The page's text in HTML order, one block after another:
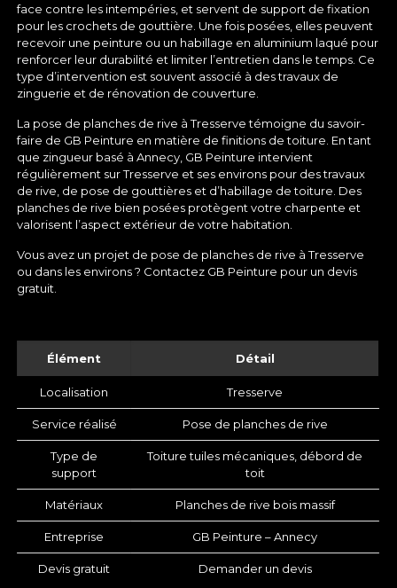
face contre les intempéries, et servent de support de fixation
pour les crochets de gouttière. Une fois posées, elles peuvent
recevoir une peinture ou un habillage en aluminium laqué pour
renforcer leur durabilité et limiter l’entretien dans le temps. Ce
type d’intervention est souvent associé à des travaux de
zinguerie et de rénovation de couverture.
La pose de planches de rive à Tresserve témoigne du savoir-
faire de GB Peinture en matière de finitions de toiture. En tant
que zingueur basé à Annecy , GB Peinture intervient
régulièrement sur Tresserve et ses environs pour des travaux
de rive, de pose de gouttières et d’habillage de toiture. Des
planches de rive bien posées protègent votre charpente et
valorisent l’aspect extérieur de votre habitation.
Vous avez un projet de pose de planches de rive à Tresserve
ou dans les environs ? Contactez GB Peinture pour un devis
gratuit.
Élément Détail
Localisation Tresserve
Service réalisé Pose de planches de rive
Type de
support
Toiture tuiles mécaniques, débord de
toit
Matériaux Planches de rive bois massif
Entreprise GB Peinture – Annecy
Devis gratuit Demander un devis